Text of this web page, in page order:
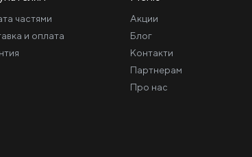
частями
и оплата
Акции
Блог
Контакти
Партнерам
Про нас